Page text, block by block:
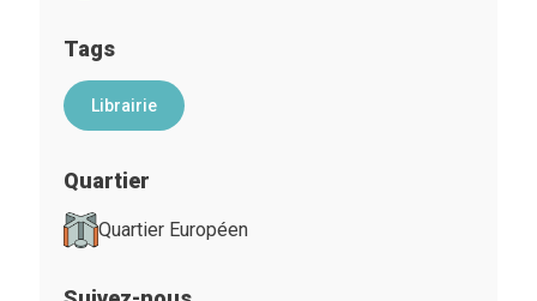
Tags
Librairie
Quartier
Quartier Européen